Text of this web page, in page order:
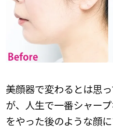
美顔器で変わるとは思
が、人生で一番シャー
をやった後のような顔